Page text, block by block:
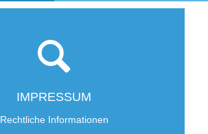
IMPRESSUM
Rechtliche Informationen